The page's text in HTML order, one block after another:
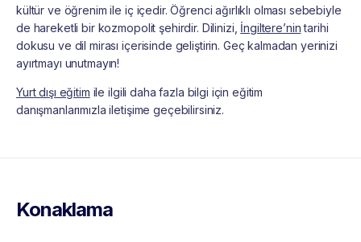
kültür ve öğrenim ile iç içedir. Öğrenci ağırlıklı olması sebebiyle
de hareketli bir kozmopolit şehirdir. Dilinizi, İngiltere’nintarihi
dokusu ve dil mirası içerisinde geliştirin. Geç kalmadan yerinizi
ayırtmayı unutmayın!
Yurt dışı eğitim ile ilgili daha fazla bilgi için eğitim
danışmanlarımızla iletişime geçebilirsiniz.
Konaklama